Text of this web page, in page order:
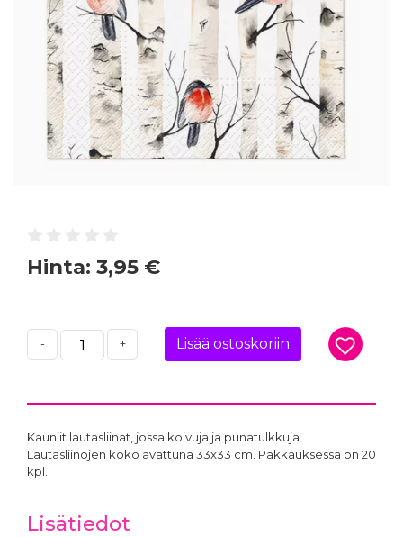
Hinta: 3,95 €
- + Lisää ostoskoriin
Kauniit lautasliinat, jossa koivuja ja punatulkkuja.
Lautasliinojen koko avattuna 33x33 cm. Pakkauksessa on 20
kpl.
Lisätiedot